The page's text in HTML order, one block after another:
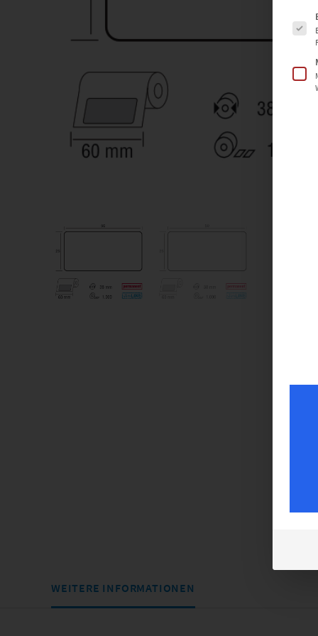
WEITERE INFORMATIONEN
Es